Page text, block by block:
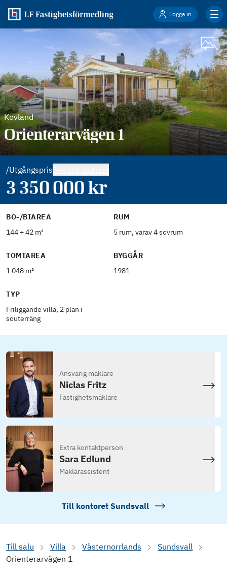
Logga in
Kovland
Orienterarvägen 1
/Utgångspris
3 350 000kr
BO-/BIAREA
144 + 42 m²
RUM
5 rum, varav 4 sovrum
TOMTAREA
1 048 m²
BYGGÅR
1981
TYP
Friliggande villa, 2 plan i
souterräng
Ansvarig mäklare
Niclas Fritz
Fastighetsmäklare
Extra kontaktperson
Sara Edlund
Mäklarassistent
Till kontoret Sundsvall
Till salu Villa Västernorrlands
Sundsvall
Orienterarvägen 1